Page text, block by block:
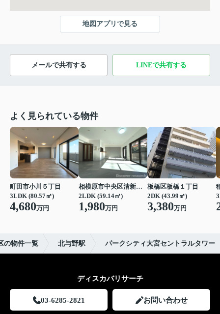
地図アプリで見る
メールで共有する LINEで共有する
よく見られている物件
町田市小川５丁目
3LDK (80.57㎡)
4,680万円
相模原市中央区清新２丁目
2LDK (59.14㎡)
1,980万円
板橋区板橋１丁目
2DK (43.99㎡)
3,380万円
の物件一覧 北与野駅 パークシティ大宮セントラルタワー
ディスカバリサーチ
03-6285-2821 お問い合わせ